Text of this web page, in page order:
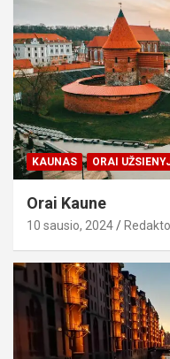
KAUNAS ORAI
Orai Kaune
10 sausio, 2024